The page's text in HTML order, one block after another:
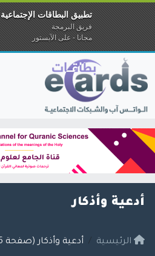
أدعية وأذكار
الرئيسية أدعية وأذكار (صفحة 6)
تطبيق البطاقات الإجتماعية
فريق البرمجة
مجانا - على الآبستور